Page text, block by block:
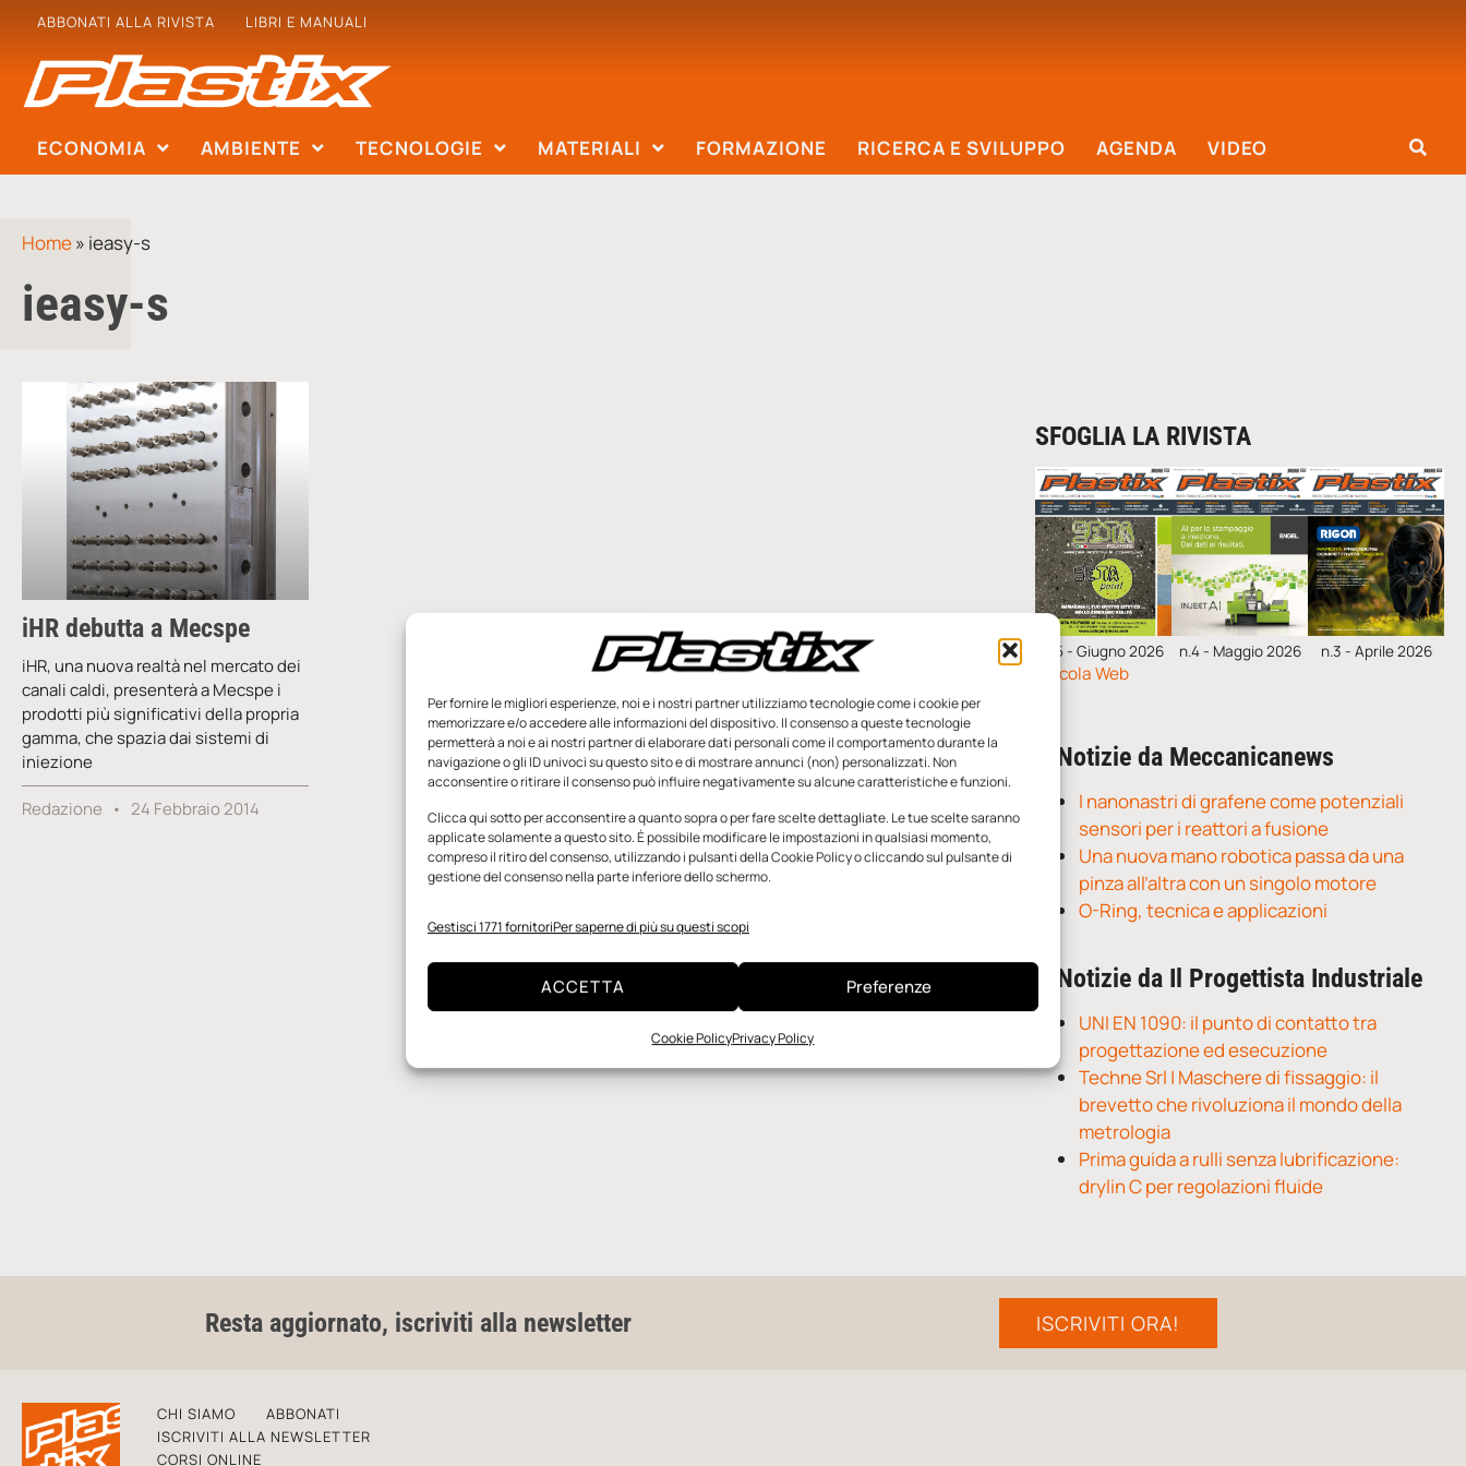
Per fornire le migliori esperienze, noi e i nostri partner utilizziamo tecnologie come i cookie per
memorizzare e/o accedere alle informazioni del dispositivo. Il consenso a queste tecnologie
permetterà a noi e ai nostri partner di elaborare dati personali come il comportamento durante la
navigazione o gli ID univoci su questo sito e di mostrare annunci (non) personalizzati. Non
acconsentire o ritirare il consenso può influire negativamente su alcune caratteristiche e funzioni.
Clicca qui sotto per acconsentire a quanto sopra o per fare scelte dettagliate. Le tue scelte saranno
applicate solamente a questo sito. È possibile modificare le impostazioni in qualsiasi momento,
compreso il ritiro del consenso, utilizzando i pulsanti della Cookie Policy o cliccando sul pulsante di
gestione del consenso nella parte inferiore dello schermo.
Gestisci 1771 fornitoriPer saperne di più su questi scopi
ACCETTA Preferenze
Cookie PolicyPrivacy Policy
ABBONATI ALLA RIVISTA LIBRI E MANUALI
ECONOMIA AMBIENTE TECNOLOGIE MATERIALI FORMAZIONE RICERCA E SVILUPPO AGENDA VIDEO
Home» ieasy-s
ieasy-s
iHR debutta a Mecspe
iHR, una nuova realtà nel mercato dei
canali caldi, presenterà a Mecspe i
prodotti più significativi della propria
gamma, che spazia dai sistemi di
iniezione
Redazione 24 Febbraio 2014
SFOGLIA LA RIVISTA
n.5 - Giugno 2026 n.4 - Maggio 2026 n.3 - Aprile 2026
Edicola Web
Notizie da Meccanicanews
I nanonastri di grafene come potenziali
sensori per i reattori a fusione
Una nuova mano robotica passa da una
pinza all’altra con un singolo motore
O-Ring, tecnica e applicazioni
Notizie da Il Progettista Industriale
UNI EN 1090: il punto di contatto tra
progettazione ed esecuzione
Techne Srl | Maschere di fissaggio: il
brevetto che rivoluziona il mondo della
metrologia
Prima guida a rulli senza lubrificazione:
drylin C per regolazioni fluide
Resta aggiornato, iscriviti alla newsletter ISCRIVITI ORA!
CHI SIAMO
ABBONATI
ISCRIVITI ALLA NEWSLETTER
CORSI ONLINE